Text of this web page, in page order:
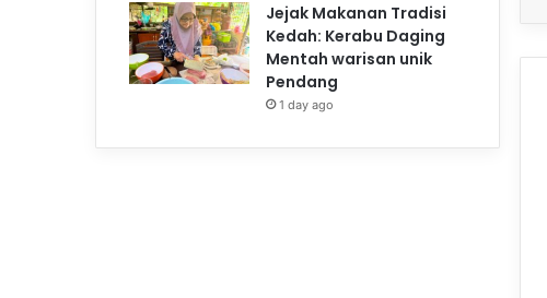
Jejak Makanan Tradisi
Kedah: Kerabu Daging
Mentah warisan unik
Pendang
1 day ago